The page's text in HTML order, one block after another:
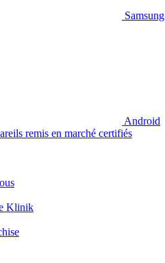
Samsung
Android
remis en marché certifiés
Klinik